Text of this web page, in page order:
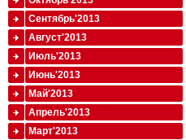
Сентябрь'2013
Август'2013
Июль'2013
Июнь'2013
Май'2013
Апрель'2013
Март'2013